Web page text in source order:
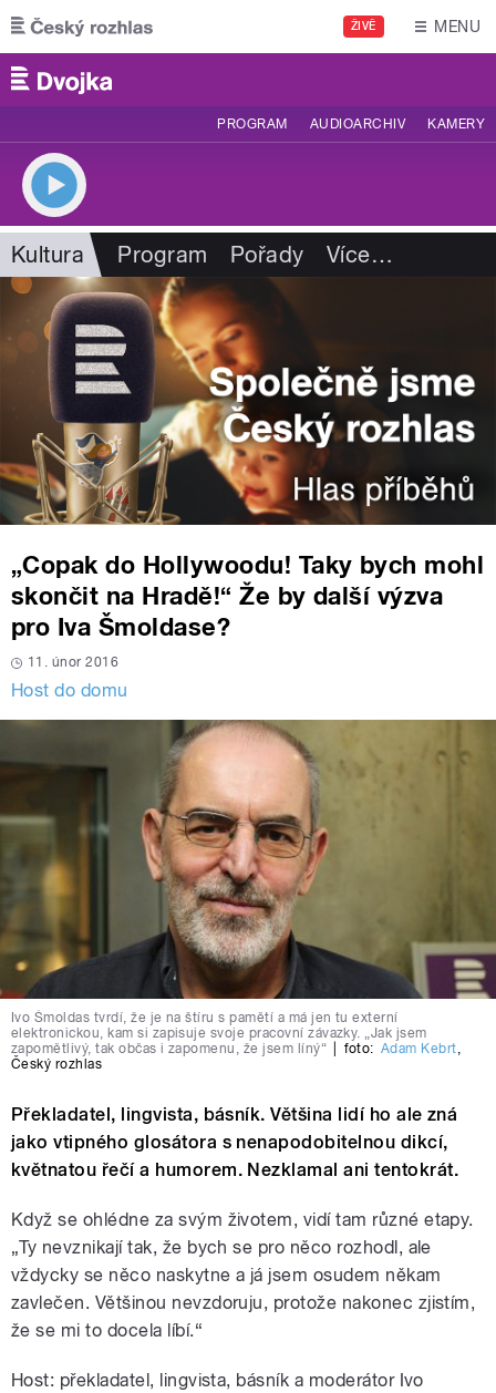
Přejít k hlavnímu obsahu
ŽIVĚ MENU
PROGRAM AUDIOARCHIV KAMERY
Kultura Program Pořady Více…
„Copak do Hollywoodu! Taky bych mohl
skončit na Hradě!“ Že by další výzva
pro Iva Šmoldase?
11. únor 2016
Host do domu
Ivo Šmoldas tvrdí, že je na štíru s pamětí a má jen tu externí
elektronickou, kam si zapisuje svoje pracovní závazky. „Jak jsem
zapomětlivý, tak občas i zapomenu, že jsem líný“
foto: Adam Kebrt,
Český rozhlas
Překladatel, lingvista, básník. Většina lidí ho ale zná
jako vtipného glosátora s nenapodobitelnou dikcí,
květnatou řečí a humorem. Nezklamal ani tentokrát.
Když se ohlédne za svým životem, vidí tam různé etapy.
„Ty nevznikají tak, že bych se pro něco rozhodl, ale
vždycky se něco naskytne a já jsem osudem někam
zavlečen. Většinou nevzdoruju, protože nakonec zjistím,
že se mi to docela líbí.“
Host: překladatel, lingvista, básník a moderátor Ivo